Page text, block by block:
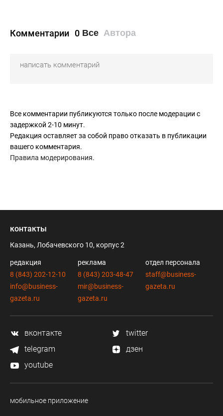
Комментарии 0 Все Автора
Все комментарии публикуются только после модерации с
задержкой 2-10 минут.
Редакция оставляет за собой право отказать в публикации
вашего комментария.
Правила модерирования.
контакты
Казань, Лобачевского 10, корпус 2
редакция
8 (843) 202-12-10
info@business-
gazeta.ru
реклама
8 (843) 203-48-47
mir@business-
gazeta.ru
отдел персонала
staff@business-
gazeta.ru
вконтакте
twitter
telegram
дзен
youtube
мобильное приложение